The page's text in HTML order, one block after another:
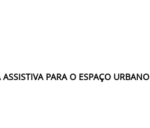
PARA O ESPAÇO URBANO